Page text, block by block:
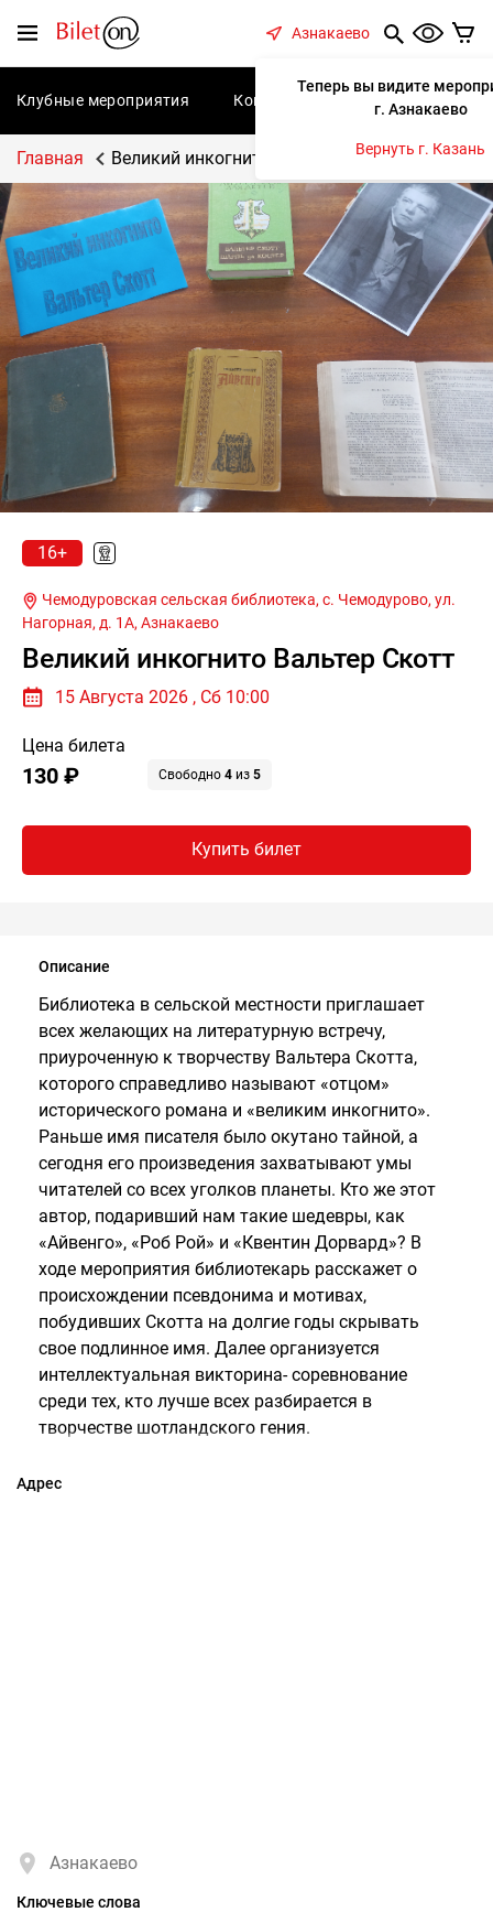
Меню
Азнакаево
Теперь вы видите
г. Азнакаево
Вернуть г. Казань
Клубные мероприятия Концерты Спектакли
Главная Великий инкогнито Вальтер Скотт
16+
Нагорная, д. 1А, Азнакаево
Великий инкогнито Вальтер Скотт
15 Августа 2026 , Сб 10:00
Цена билета
130 ₽ Свободно 4 из 5
Купить билет
Описание
Библиотека в сельской местности приглашает
всех желающих на литературную встречу,
приуроченную к творчеству Вальтера Скотта,
которого справедливо называют «отцом»
исторического романа и «великим инкогнито».
Раньше имя писателя было окутано тайной, а
сегодня его произведения захватывают умы
читателей со всех уголков планеты. Кто же этот
автор, подаривший нам такие шедевры, как
«Айвенго», «Роб Рой» и «Квентин Дорвард»? В
ходе мероприятия библиотекарь расскажет о
происхождении псевдонима и мотивах,
побудивших Скотта на долгие годы скрывать
свое подлинное имя. Далее организуется
интеллектуальная викторина- соревнование
среди тех, кто лучше всех разбирается в
творчестве шотландского гения.
Адрес
Азнакаево
Ключевые слова